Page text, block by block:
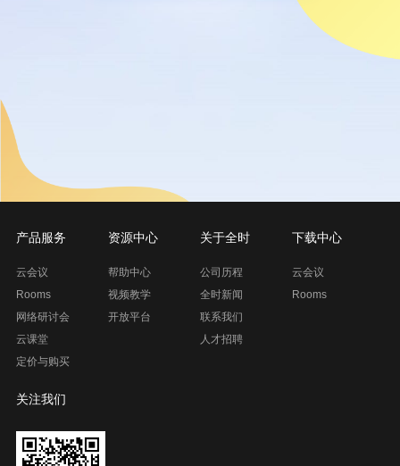
产品服务
云会议
Rooms
网络研讨会
云课堂
定价与购买
资源中心
帮助中心
视频教学
开放平台
关于全时
公司历程
全时新闻
联系我们
人才招聘
下载中心
云会议
Rooms
关注我们